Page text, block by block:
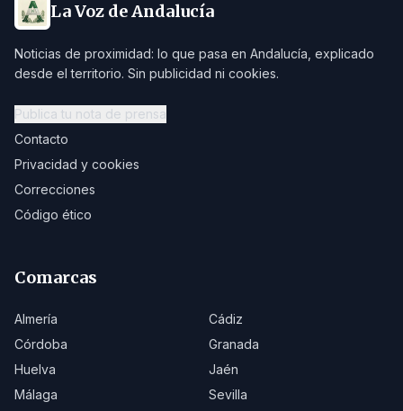
La Voz de Andalucía
Noticias de proximidad: lo que pasa en Andalucía, explicado
desde el territorio. Sin publicidad ni cookies.
Publica tu nota de prensa
Contacto
Privacidad y cookies
Correcciones
Código ético
Comarcas
Almería
Cádiz
Córdoba
Granada
Huelva
Jaén
Málaga
Sevilla